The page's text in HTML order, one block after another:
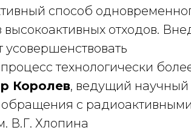
способ
отходов.
усовершенствовать
технологически
Королев, ведущий научный
обращения с радиоактивными
В.Г. Хлопина